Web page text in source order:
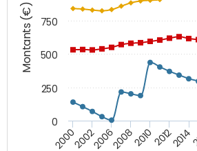
Montants (€)
2000200220062008201020122014
0
250
500
750